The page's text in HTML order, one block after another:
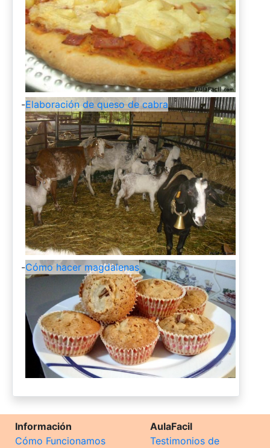
-Elaboración de queso de cabra
-Cómo hacer magdalenas
Información
Cómo Funcionamos
AulaFacil
Testimonios de